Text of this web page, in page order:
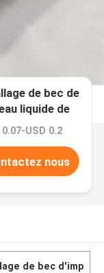
de bec de
liquide de
0.07-USD 0.2
nous
de bec d'imp